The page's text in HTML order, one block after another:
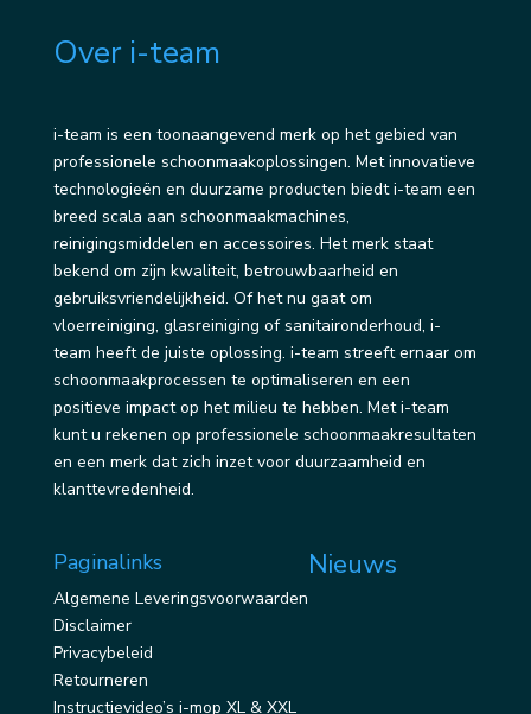
Over i-team
i-team is een toonaangevend merk op het gebied van
professionele schoonmaakoplossingen. Met innovatieve
technologieën en duurzame producten biedt i-team een
breed scala aan schoonmaakmachines,
reinigingsmiddelen en accessoires. Het merk staat
bekend om zijn kwaliteit, betrouwbaarheid en
gebruiksvriendelijkheid. Of het nu gaat om
vloerreiniging, glasreiniging of sanitaironderhoud, i-
team heeft de juiste oplossing. i-team streeft ernaar om
schoonmaakprocessen te optimaliseren en een
positieve impact op het milieu te hebben. Met i-team
kunt u rekenen op professionele schoonmaakresultaten
en een merk dat zich inzet voor duurzaamheid en
klanttevredenheid.
Paginalinks
Algemene Leveringsvoorwaarden
Disclaimer
Privacybeleid
Retourneren
Instructievideo’s i-mop XL & XXL
Nieuws